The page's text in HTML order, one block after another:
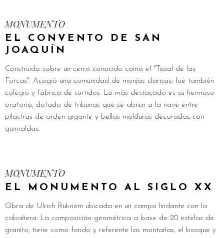
MONUMENTO
EL CONVENTO DE SAN
JOAQUÍN
Construido sobre un cerro conocido como el "Tozal de las
Forcas". Acogió una comunidad de monjas clarisas; fue también
colegio y fábrica de curtidos. Lo más destacado es su hermoso
oratorio, dotado de tribunas que se abren a la nave entre
pilastras de orden gigante y bellas molduras decoradas con
guirnaldas.
MONUMENTO
EL MONUMENTO AL SIGLO XX
Obra de Ulrich Rükriem ubicada en un campo lindante con la
cabañera. La composición geométrica a base de 20 estelas de
granito, tiene como fondo y referente las montañas, el bosque y